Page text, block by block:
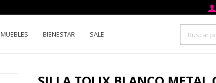
MUEBLES BIENESTAR SALE